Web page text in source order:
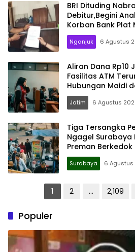
BRI Dituding
Debitur,Begini
Korban Bank Plat
Nganjuk 6 Agustus
Aliran Dana Rp10
Fasilitas ATM
Hubungan Maidi
Jatim 6 Agustus
Tiga Tersangka
Ngagel Surabaya
Preman
Surabaya 6 Agustus
Paginasi1 2 … 2,109
Populer